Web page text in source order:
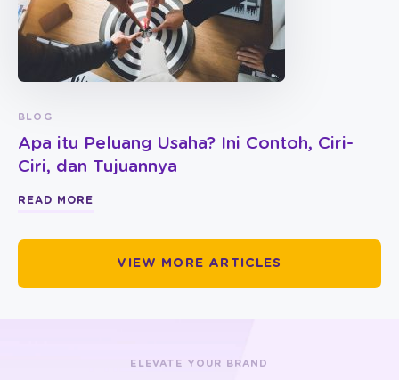
BLOG
Apa itu Peluang Usaha? Ini Contoh, Ciri-
Ciri, dan Tujuannya
READ MORE
VIEW MORE ARTICLES
ELEVATE YOUR BRAND